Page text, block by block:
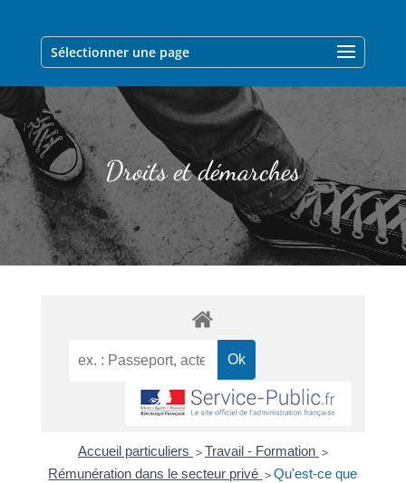
Sélectionner une page
Droits et démarches
Accueil particuliers > Travail - Formation >
Rémunération dans le secteur privé > Qu'est-ce que